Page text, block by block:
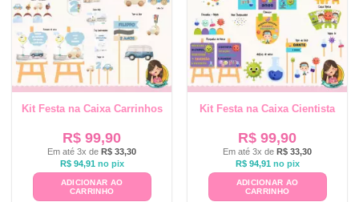
Kit Festa na Caixa Carrinhos
R$ 99,90
Em até 3x de R$ 33,30
R$94,91 no pix
ADICIONAR AO
CARRINHO
Kit Festa na Caixa Cientista
R$ 99,90
Em até 3x de R$ 33,30
R$94,91 no pix
ADICIONAR AO
CARRINHO